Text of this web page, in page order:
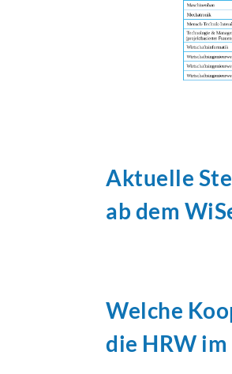
Aktuelle
ab dem
Welche
die HRW